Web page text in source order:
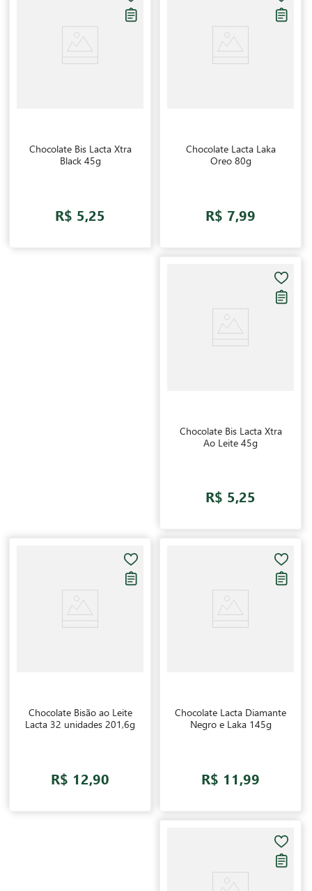
Chocolate Bis Lacta Xtra
Black 45g
R$ 5,25
Chocolate Lacta Laka
Oreo 80g
R$ 7,99
Chocolate Bis Lacta Xtra
Ao Leite 45g
R$ 5,25
Chocolate Bisão ao Leite
Lacta 32 unidades 201,6g
R$ 12,90
Chocolate Lacta Diamante
Negro e Laka 145g
R$ 11,99